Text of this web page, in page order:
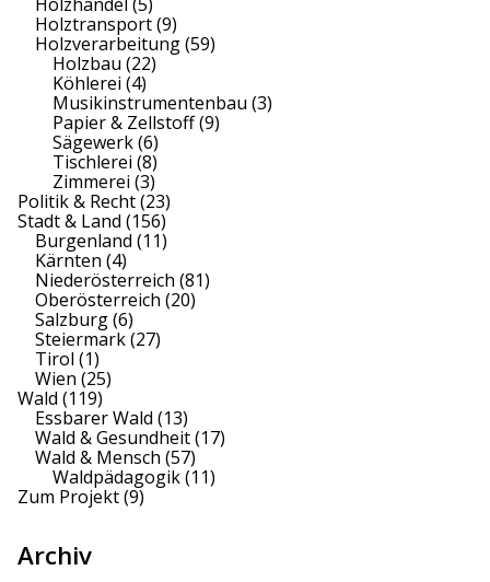
Holztransport(9)
Holzverarbeitung(59)
Holzbau (22)
Köhlerei (4)
Musikinstrumentenbau (3)
Papier & Zellstoff(9)
Sägewerk(6)
Tischlerei (8)
Zimmerei (3)
Politik & Recht(23)
Stadt & Land (156)
Burgenland (11)
Kärnten (4)
Niederösterreich (81)
Oberösterreich (20)
Salzburg(6)
Steiermark(27)
Tirol (1)
Wien (25)
Wald (119)
Essbarer Wald (13)
Wald & Gesundheit(17)
Wald & Mensch (57)
Waldpädagogik(11)
Zum Projekt(9)
Archiv